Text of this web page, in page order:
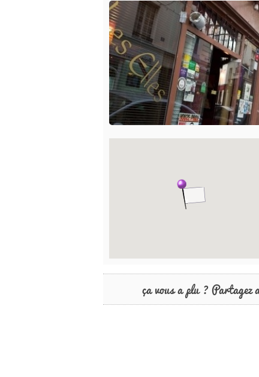
ça vous a plu ? Partagez